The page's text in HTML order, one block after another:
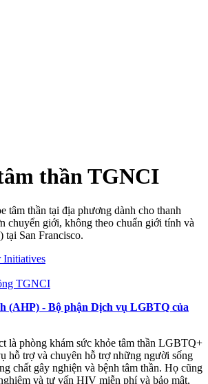
thần TGNCI
tâm thần tại địa phương dành cho thanh
chuyển giới, không theo chuẩn giới tính và
San Francisco.
Initiatives
TGNCI
(AHP) - Bộ phận Dịch vụ LGBTQ của
là phòng khám sức khỏe tâm thần LGBTQ+
hỗ trợ và chuyên hỗ trợ những người sống
chất gây nghiện và bệnh tâm thần. Họ cũng
và tư vấn HIV miễn phí và bảo mật,